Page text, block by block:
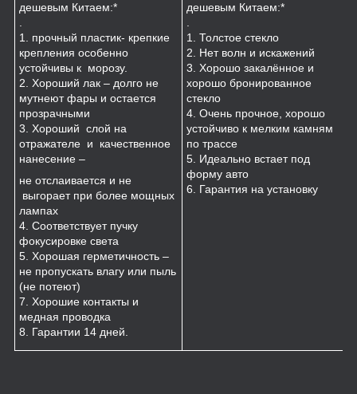
дешевым Китаем:*
.
1. прочный пластик- крепкие
крепления особенно
устойчивы к морозу.
2. Хороший лак – долго не
мутнеют фары и остается
прозрачными
3. Хороший слой на
отражателе и качественное
нанесение –
не отслаивается и не
выгорает при более мощных
лампах
4. Соответствует пучку
фокусировке света
5. Хорошая герметичность –
не пропускать влагу или пыль
(не потеют)
7. Хорошие контакты и
медная проводка
8. Гарантии 14 дней.
дешевым Китаем:*
.
1. Толстое стекло
2. Нет волн и искажений
3. Хорошо закалённое и
хорошо бронированное
стекло
4. Очень прочное, хорошо
устойчиво к мелким камням
по трассе
5. Идеально встает под
форму авто
6. Гарантия на установку